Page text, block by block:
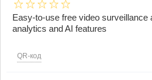
Easy-to-use free video surveillance
analytics and AI features
QR-код